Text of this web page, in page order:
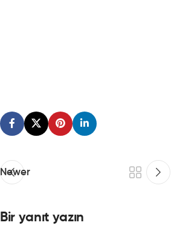
Newer
Bir yanıt yazın